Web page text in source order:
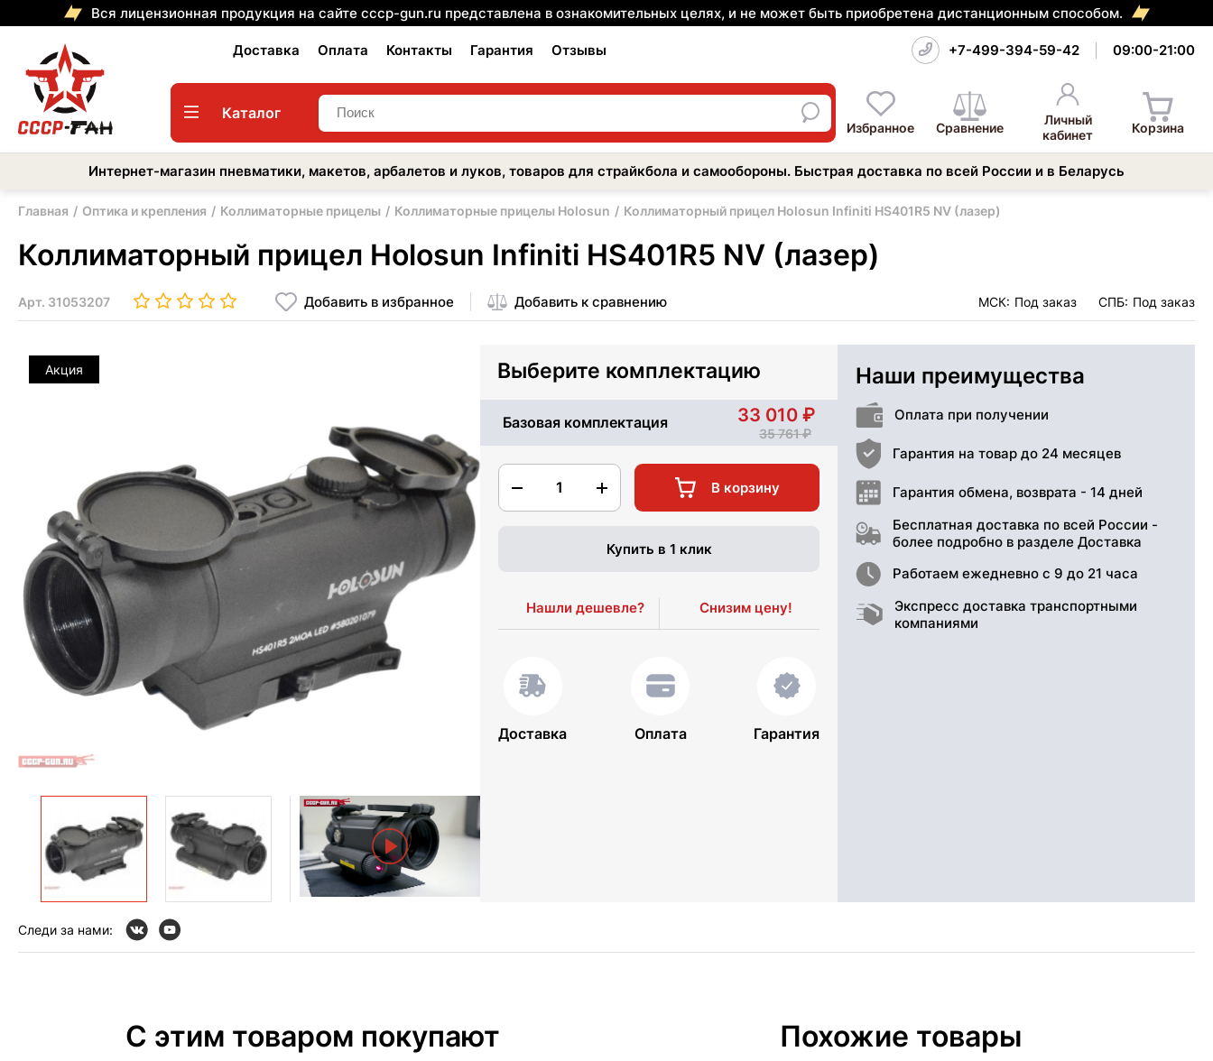
Вся лицензионная продукция на сайте cccp-gun.ru представлена в ознакомительных целях, и не может быть приобретена дистанционным способом.
Доставка Оплата Контакты Гарантия Отзывы +7-499-394-59-42 09:00-21:00
Каталог
Избранное Сравнение
Личный
кабинет
Корзина
Интернет-магазин пневматики, макетов, арбалетов и луков, товаров для страйкбола и самообороны. Быстрая доставка по всей России и в Беларусь
Главная Оптика и крепления Коллиматорные прицелы Коллиматорные прицелы Holosun Коллиматорный прицел Holosun Infiniti HS401R5 NV (лазер)
Коллиматорный прицел Holosun Infiniti HS401R5 NV (лазер)
Арт. 31053207 Добавить в избранное Добавить к сравнению МСК: Под заказ СПБ: Под заказ
Акция Выберите комплектацию
Базовая комплектация 33 010
35 761
1 В корзину
Купить в 1 клик
Нашли дешевле? Снизим цену!
Доставка Оплата Гарантия
Наши преимущества
Оплата при получении
Гарантия на товар до 24 месяцев
Гарантия обмена, возврата - 14 дней
Бесплатная доставка по всей России -
более подробно в разделе Доставка
Работаем ежедневно с 9 до 21 часа
Экспресс доставка транспортными
компаниями
Следи за нами:
С этим товаром покупают Похожие товары